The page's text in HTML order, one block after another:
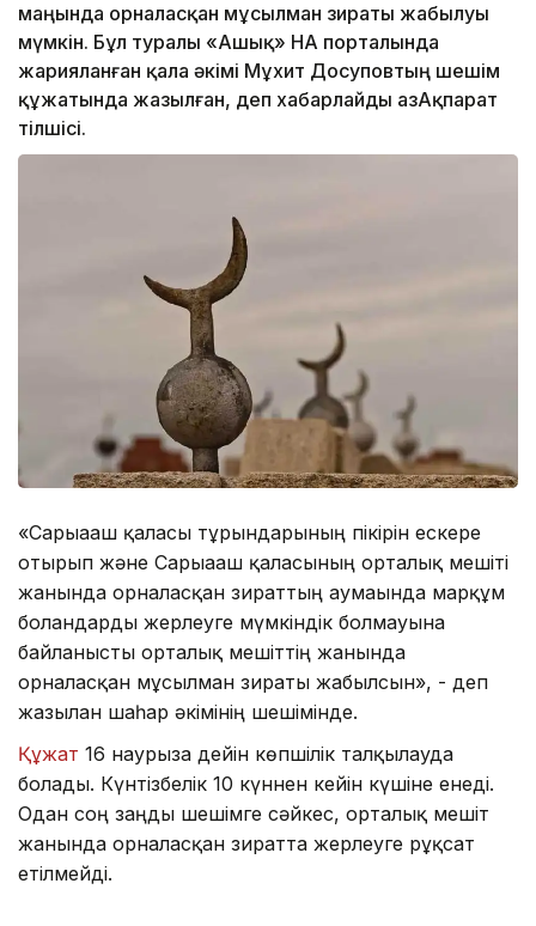
маңында орналасқан мұсылман зираты жабылуы
мүмкін. Бұл туралы «Ашық» НҚА порталында
жарияланған қала әкімі Мұхит Досуповтың шешім
құжатында жазылған, деп хабарлайды ҚазАқпарат
тілшісі.
«Сарыағаш қаласы тұрғындарының пікірін ескере
отырып және Сарыағаш қаласының орталық мешіті
жанында орналасқан зираттың аумағында марқұм
болғандарды жерлеуге мүмкіндік болмауына
байланысты орталық мешіттің жанында
орналасқан мұсылман зираты жабылсын», - деп
жазылған шаһар әкімінің шешімінде.
Құжат 16 наурызға дейін көпшілік талқылауда
болады. Күнтізбелік 10 күннен кейін күшіне енеді.
Одан соң заңды шешімге сәйкес, орталық мешіт
жанында орналасқан зиратта жерлеуге рұқсат
етілмейді.